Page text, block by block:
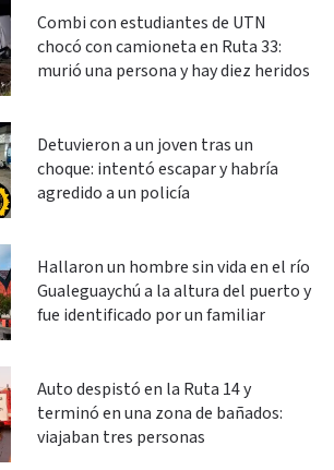
Combi con estudiantes de UTN
chocó con camioneta en Ruta 33:
murió una persona y hay diez heridos
Detuvieron a un joven tras un
choque: intentó escapar y habría
agredido a un policía
Hallaron un hombre sin vida en el río
Gualeguaychú a la altura del puerto y
fue identificado por un familiar
Auto despistó en la Ruta 14 y
terminó en una zona de bañados:
viajaban tres personas